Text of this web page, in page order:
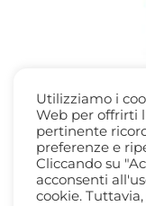
Pennello da
setola
7,50€Il
5,80€Il
Utilizziamo i
Web per offrirti
pertinente
preferenze e
Cliccando su
acconsenti
cookie.